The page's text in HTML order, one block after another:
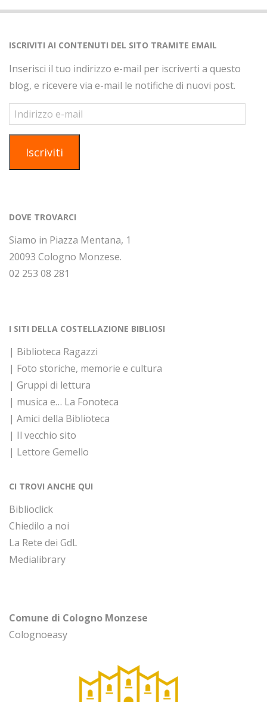
09-
ISCRIVITI AI CONTENUTI DEL SITO TRAMITE EMAIL
Inserisci il tuo indirizzo e-mail per iscriverti a questo
blog, e ricevere via e-mail le notifiche di nuovi post.
Indirizzo
e-
mail
Iscriviti
DOVE TROVARCI
Siamo in Piazza Mentana, 1
20093 Cologno Monzese.
02 253 08 281
I SITI DELLA COSTELLAZIONE BIBLIOSI
| Biblioteca Ragazzi
| Foto storiche, memorie e cultura
| Gruppi di lettura
| musica e… La Fonoteca
| Amici della Biblioteca
| Il vecchio sito
| Lettore Gemello
CI TROVI ANCHE QUI
Biblioclick
Chiedilo a noi
La Rete dei GdL
Medialibrary
Comune di Cologno Monzese
Colognoeasy